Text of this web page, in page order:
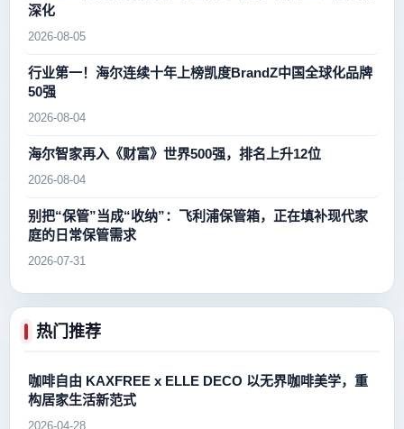
深化
2026-08-05
行业第一！海尔连续十年上榜凯度BrandZ中国全球化品牌
50强
2026-08-04
海尔智家再入《财富》世界500强，排名上升12位
2026-08-04
别把“保管”当成“收纳”：飞利浦保管箱，正在填补现代家
庭的日常保管需求
2026-07-31
热门推荐
咖啡自由 KAXFREE x ELLE DECO 以无界咖啡美学，重
构居家生活新范式
2026-04-28